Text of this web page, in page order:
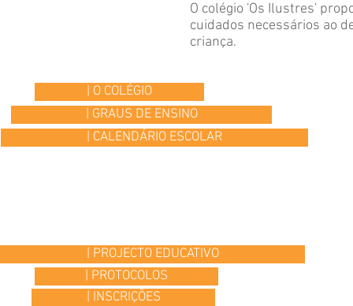
O colégio 'Os Ilustres'
cuidados necessários ao
criança.
| O COLÉGIO
| GRAUS DE ENSINO
| CALENDÁRIO ESCOLAR
| PROJECTO EDUCATIVO
| PROTOCOLOS
| INSCRIÇÕES